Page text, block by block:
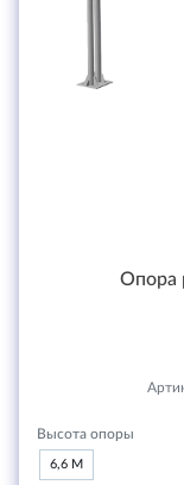
Опора
Высота опоры
6,6 М